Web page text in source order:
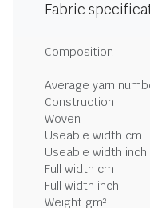
Fabric
Composition
Average yarn
Construction
Woven
Useable width cm
Useable width inch
Full width cm
Full width inch
Weight gm²